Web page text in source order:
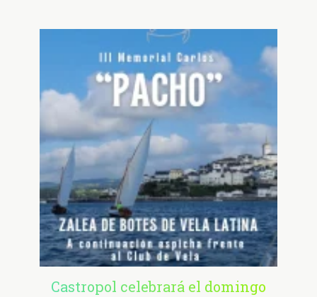
Castropol celebrará el domingo